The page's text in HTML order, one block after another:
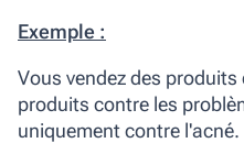
Exemple :
Vous vendez des
produits contre les
uniquement contre l'acné.